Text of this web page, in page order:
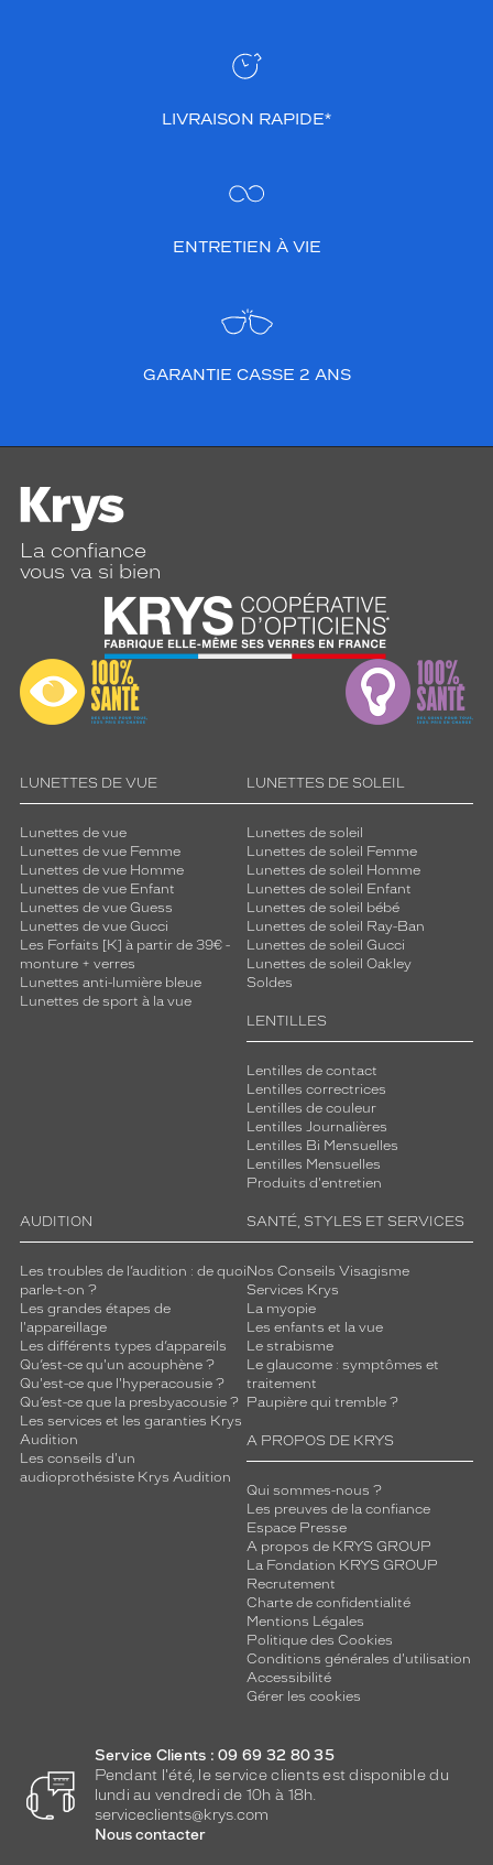
LIVRAISON RAPIDE*
ENTRETIEN À VIE
GARANTIE CASSE 2 ANS
La confiance
vous va si bien
LUNETTES DE VUE
Lunettes de vue
Lunettes de vue Femme
Lunettes de vue Homme
Lunettes de vue Enfant
Lunettes de vue Guess
Lunettes de vue Gucci
Les Forfaits [K] à partir de 39€ -
monture + verres
Lunettes anti-lumière bleue
Lunettes de sport à la vue
LUNETTES DE SOLEIL
Lunettes de soleil
Lunettes de soleil Femme
Lunettes de soleil Homme
Lunettes de soleil Enfant
Lunettes de soleil bébé
Lunettes de soleil Ray-Ban
Lunettes de soleil Gucci
Lunettes de soleil Oakley
Soldes
LENTILLES
Lentilles de contact
Lentilles correctrices
Lentilles de couleur
Lentilles Journalières
Lentilles Bi Mensuelles
Lentilles Mensuelles
Produits d'entretien
AUDITION
Les troubles de l’audition : de quoi
parle-t-on ?
Les grandes étapes de
l'appareillage
Les différents types d’appareils
Qu’est-ce qu'un acouphène ?
Qu'est-ce que l'hyperacousie ?
Qu’est-ce que la presbyacousie ?
Les services et les garanties Krys
Audition
Les conseils d'un
audioprothésiste Krys Audition
SANTÉ, STYLES ET SERVICES
Nos Conseils Visagisme
Services Krys
La myopie
Les enfants et la vue
Le strabisme
Le glaucome : symptômes et
traitement
Paupière qui tremble ?
A PROPOS DE KRYS
Qui sommes-nous ?
Les preuves de la confiance
Espace Presse
A propos de KRYS GROUP
La Fondation KRYS GROUP
Recrutement
Charte de confidentialité
Mentions Légales
Politique des Cookies
Conditions générales d'utilisation
Accessibilité
Gérer les cookies
Service Clients : 09 69 32 80 35
Pendant l'été, le service clients est disponible du
lundi au vendredi de 10h à 18h.
serviceclients@krys.com
Nous contacter